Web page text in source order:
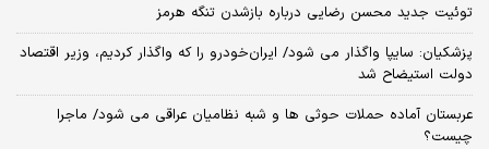
توئیت جدید محسن رضایی درباره بازشدن تنگه هرمز
پزشکیان: سایپا واگذار می شود/ ایران‌خودرو را که واگذار کردیم، وزیر اقتصاد
دولت استیضاح شد
عربستان آماده حملات حوثی ها و شبه نظامیان عراقی می شود/ ماجرا
چیست؟